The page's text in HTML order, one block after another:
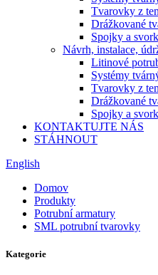
Tvarovky z
Drážkované
Spojky a
Návrh, instalace,
Litinové
Systémy
Tvarovky z
Drážkované
Spojky a
KONTAKTUJTE NÁS
STÁHNOUT
English
Domov
Produkty
Potrubní armatury
SML potrubní tvarovky
Kategorie